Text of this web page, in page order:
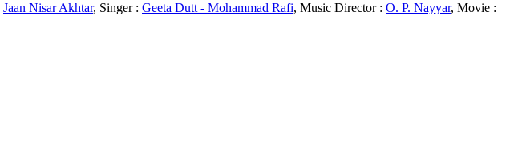
Jaan Nisar Akhtar, Singer : Geeta Dutt - Mohammad Rafi, Music Director : O. P. Nayyar, Movie :